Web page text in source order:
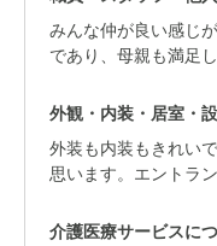
みんな仲が良い感じ
であり、母親も満足
外観・内装・居室・
外装も内装もきれい
思います。エントラ
介護医療サービスに